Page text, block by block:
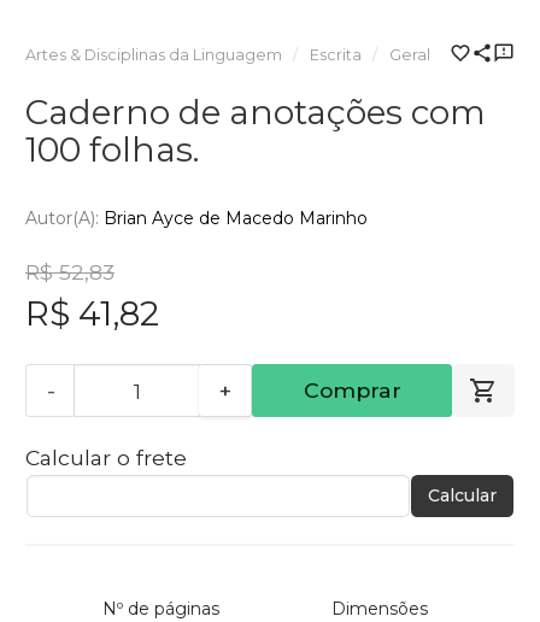
Artes & Disciplinas da Linguagem Escrita Geral
Caderno de anotações com
100 folhas.
Autor(a): Brian Ayce de Macedo Marinho
R$ 52,83
R$ 41,82
- + Comprar
Calcular o frete
Calcular
Nº de páginas Dimensões